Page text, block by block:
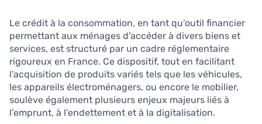
Le crédit à la consommation, en tant qu’outil financier
permettant aux ménages d’accéder à divers biens et
services, est structuré par un cadre réglementaire
rigoureux en France. Ce dispositif, tout en facilitant
l’acquisition de produits variés tels que les véhicules,
les appareils électroménagers, ou encore le mobilier,
soulève également plusieurs enjeux majeurs liés à
l’emprunt, à l’endettement et à la digitalisation.